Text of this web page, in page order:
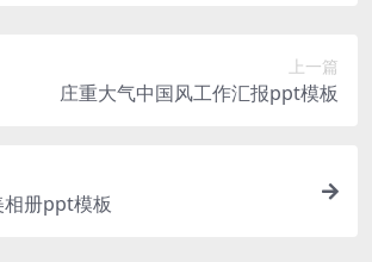
上一篇
庄重大气中国风工作汇报ppt模板
册ppt模板